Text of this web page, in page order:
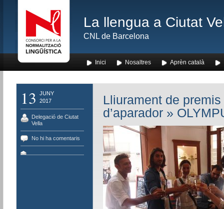
La llengua a Ciutat
CNL de Barcelona
Inici Nosaltres Aprèn català
13
JUNY
2017
Delegació de Ciutat
Vella
No hi ha comentaris
Lliurament de
d’aparador»